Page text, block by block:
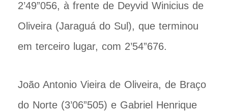
2’49”056, à frente de Deyvid Winicius de
Oliveira (Jaraguá do Sul), que terminou
em terceiro lugar, com 2’54”676.
João Antonio Vieira de Oliveira, de Braço
do Norte (3’06”505) e Gabriel Henrique